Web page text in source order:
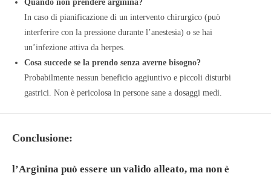
Quando non prendere arginina?
In caso di pianificazione di un intervento chirurgico (può
interferire con la pressione durante l’anestesia) o se hai
un’infezione attiva da herpes.
Cosa succede se la prendo senza averne bisogno?
Probabilmente nessun beneficio aggiuntivo e piccoli disturbi
gastrici. Non è pericolosa in persone sane a dosaggi medi.
Conclusione:
l’Arginina può essere un valido alleato, ma non è